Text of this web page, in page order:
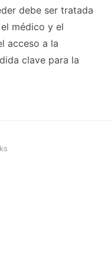
debe ser tratada
médico y el
acceso a la
clave para la